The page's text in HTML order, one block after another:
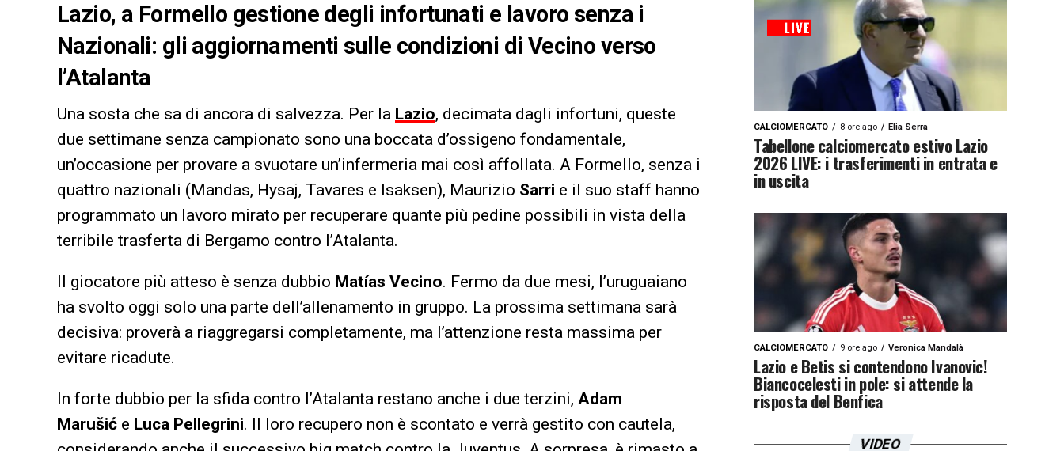
Lazio, a Formello gestione degli infortunati e lavoro senza i
Nazionali: gli aggiornamenti sulle condizioni di Vecino verso
l’Atalanta
Una sosta che sa di ancora di salvezza. Per la Lazio, decimata dagli infortuni, queste
due settimane senza campionato sono una boccata d’ossigeno fondamentale,
un’occasione per provare a svuotare un’infermeria mai così affollata. A Formello, senza i
quattro nazionali (Mandas, Hysaj, Tavares e Isaksen), Maurizio Sarri e il suo staff hanno
programmato un lavoro mirato per recuperare quante più pedine possibili in vista della
terribile trasferta di Bergamo contro l’Atalanta.
Il giocatore più atteso è senza dubbio Matías Vecino. Fermo da due mesi, l’uruguaiano
ha svolto oggi solo una parte dell’allenamento in gruppo. La prossima settimana sarà
decisiva: proverà a riaggregarsi completamente, ma l’attenzione resta massima per
evitare ricadute.
In forte dubbio per la sfida contro l’Atalanta restano anche i due terzini, Adam
Marušić e Luca Pellegrini. Il loro recupero non è scontato e verrà gestito con cautela,
CALCIOMERCATO 8 ore ago Elia Serra
Tabellone calciomercato estivo Lazio
2026 LIVE: i trasferimenti in entrata e
in uscita
CALCIOMERCATO 9 ore ago Veronica Mandalà
Lazio e Betis si contendono Ivanovic!
Biancocelesti in pole: si attende la
risposta del Benfica
VIDEO